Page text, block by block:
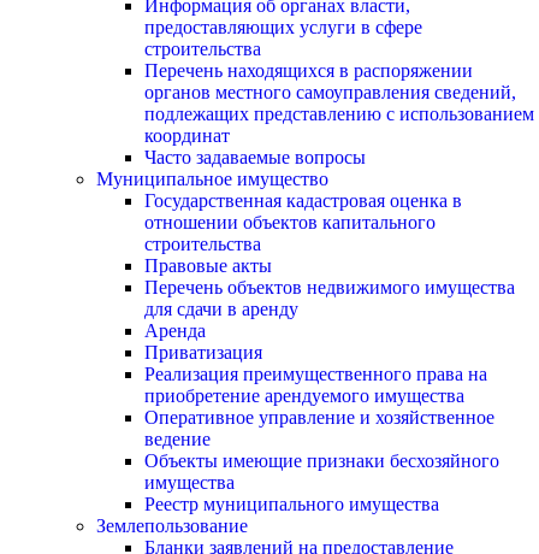
Информация об органах власти,
предоставляющих услуги в сфере
строительства
Перечень находящихся в распоряжении
органов местного самоуправления сведений,
подлежащих представлению с использованием
координат
Часто задаваемые вопросы
Муниципальное имущество
Государственная кадастровая оценка в
отношении объектов капитального
строительства
Правовые акты
Перечень объектов недвижимого имущества
для сдачи в аренду
Аренда
Приватизация
Реализация преимущественного права на
приобретение арендуемого имущества
Оперативное управление и хозяйственное
ведение
Объекты имеющие признаки бесхозяйного
имущества
Реестр муниципального имущества
Землепользование
Бланки заявлений на предоставление